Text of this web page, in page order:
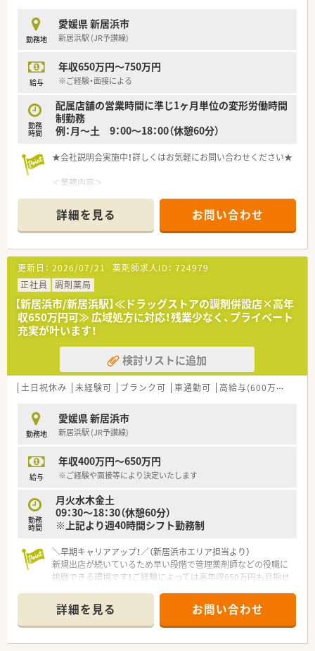
時短勤務ができるよう変更予定です。
■年間休日が120日とワークライフバランスが整っています
■日用品から常備薬まで、従業員割引制度など嬉しいメリットも
勤務地
愛媛県 新居浜市
新居浜駅 (JR予讃線)
給与
年収650万円～750万円
※ご経験・面接による
勤務
時間
配属店舗の営業時間に準じ1ヶ月単位の変形労働時間
制勤務
例：月～土 9：00～18：00（休憩60分）
★会社説明会実施中！詳しくはお気軽にお問い合わせください★
＜業務内容＞
ご勤務いただきます。
＜こんな方にもオススメ＞
■年収アップを目指している蚊帳
■キャリアアップを目指している方
等々…
少しでも気になった方はお問い合わせくださいませ
詳細を見る お問い合わせ
更新日： 2026/07/21 薬剤師求人ID： 724979
正社員
調剤薬局
【新居浜市/新居浜駅】≪ドラッグストアの調剤併設店×高年
収650万円可≫ 広域処方に対応！残業少なく、プライベート
充実が叶います！
検討リストに追加
土日祝休み 未経験可 ブランク可 車通勤可 高給与(600万円以上)
勤務地
愛媛県 新居浜市
新居浜駅 (JR予讃線)
給与
年収400万円～650万円
※ご経験や面接等により決定いたします
勤務
時間
月火水木金土
09：30～18：30（休憩60分）
※上記より週40時間シフト勤務制
＼早期キャリアアップ！／（新居浜市エリア担当より）
新規出店が続いているため早い段階で管理薬剤師などの役職に
挑戦できる環境です！ご経験によっては高年収650万円も目指せ
＊------------------------------------------＊
【店舗情報と応需状況について】
■新居浜駅から車で10分ほどの距離に位置しており広域からの
詳細を見る お問い合わせ